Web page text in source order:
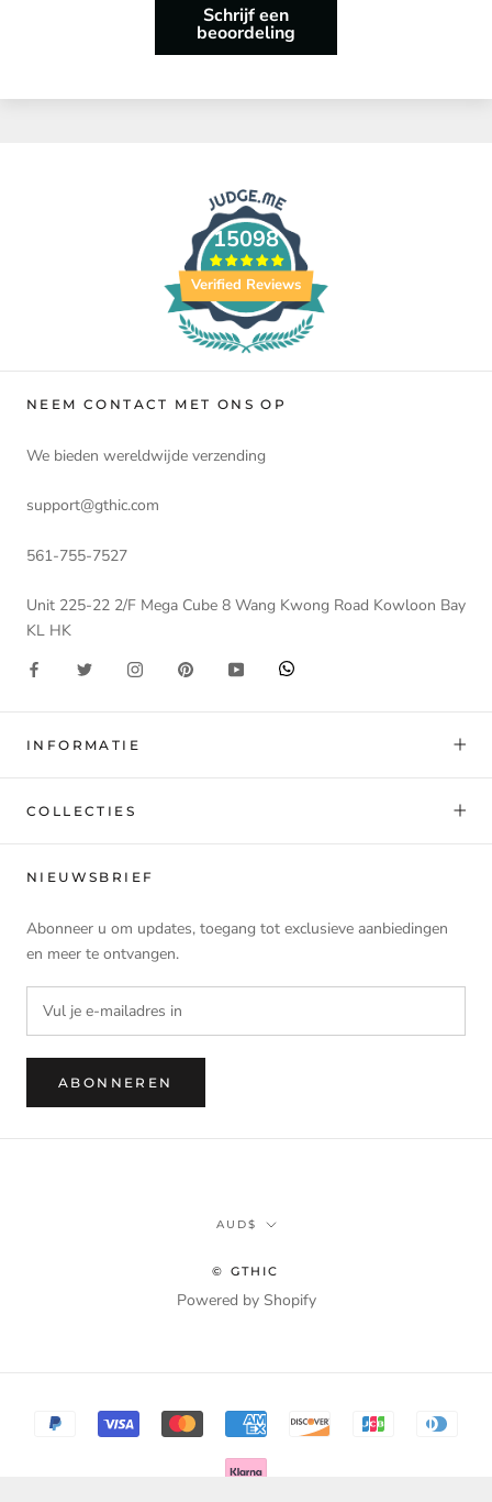
Schrijf een
beoordeling
15098
Verified Reviews
NEEM CONTACT MET ONS OP
We bieden wereldwijde verzending
support@gthic.com
561-755-7527
Unit 225-22 2/F Mega Cube 8 Wang Kwong Road Kowloon Bay
KL HK
INFORMATIE
COLLECTIES
NIEUWSBRIEF
Abonneer u om updates, toegang tot exclusieve aanbiedingen
en meer te ontvangen.
ABONNEREN
Munteenheid
AUD$
© GTHIC
Powered by Shopify